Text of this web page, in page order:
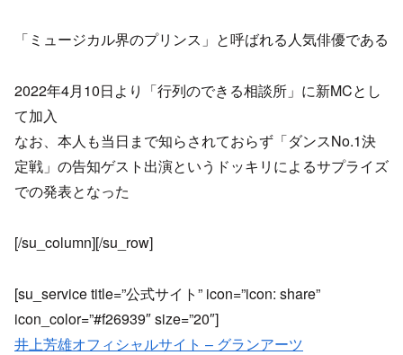
「ミュージカル界のプリンス」と呼ばれる人気俳優である
2022年4月10日より「行列のできる相談所」に新MCとし
て加入
なお、本人も当日まで知らされておらず「ダンスNo.1決
定戦」の告知ゲスト出演というドッキリによるサプライズ
での発表となった
[/su_column][/su_row]
[su_service title=”公式サイト” icon=”icon: share”
icon_color=”#f26939″ size=”20″]
井上芳雄オフィシャルサイト – グランアーツ